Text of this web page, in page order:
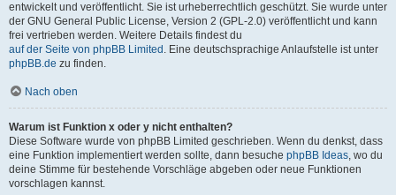
entwickelt und veröffentlicht. Sie ist urheberrechtlich geschützt. Sie wurde unter
der GNU General Public License, Version 2 (GPL-2.0) veröffentlicht und kann
frei vertrieben werden. Weitere Details findest du
auf der Seite von phpBB Limited . Eine deutschsprachige Anlaufstelle ist unter
phpBB.de zu finden.
Nach oben
Warum ist Funktion x oder y nicht enthalten?
Diese Software wurde von phpBB Limited geschrieben. Wenn du denkst, dass
eine Funktion implementiert werden sollte, dann besuche phpBB Ideas, wo du
deine Stimme für bestehende Vorschläge abgeben oder neue Funktionen
vorschlagen kannst.